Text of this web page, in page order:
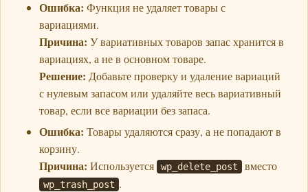
Ошибка: Функция не удаляет товары с
вариациями.
Причина: У вариативных товаров запас хранится в
вариациях, а не в основном товаре.
Решение: Добавьте проверку и удаление вариаций
с нулевым запасом или удаляйте весь вариативный
товар, если все вариации без запаса.
Ошибка: Товары удаляются сразу, а не попадают в
корзину.
Причина: Используется wp_delete_post вместо
wp_trash_post .